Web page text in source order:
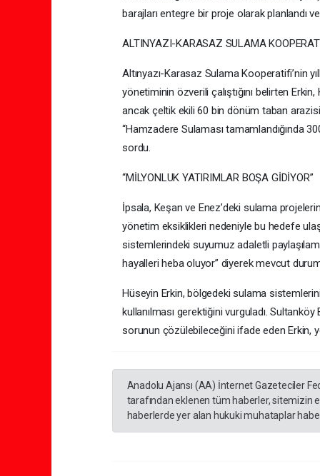
barajları entegre bir proje olarak planlandı
ALTINYAZI-KARASAZ SULAMA
Altınyazı-Karasaz Sulama Kooperatifi’nin
yönetiminin özverili çalıştığını belirten
ancak çeltik ekili 60 bin dönüm taban
“Hamzadere Sulaması tamamlandığında
sordu.
“MİLYONLUK YATIRIMLAR BOŞA GİDİYOR”
İpsala, Keşan ve Enez’deki sulama
yönetim eksiklikleri nedeniyle bu hedefe
sistemlerindeki suyumuz adaletli
hayalleri heba oluyor” diyerek mevcut
Hüseyin Erkin, bölgedeki sulama
kullanılması gerektiğini vurguladı.
sorunun çözülebileceğini ifade eden Erkin,
Anadolu Ajansı (AA) İnternet Gazeteciler
tarafından eklenen tüm haberler, sitemizin
haberlerde yer alan hukuki muhataplar